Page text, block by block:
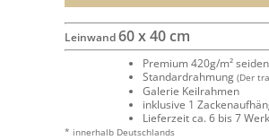
Leinwand60 x 40 cm
Premium 420g/m²
Standardrahmung (Der
Galerie Keilrahmen
inklusive 1
Lieferzeit ca. 6 bis 7
* innerhalb Deutschlands